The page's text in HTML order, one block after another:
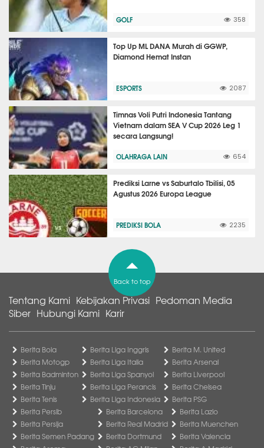
GOLF 358
Top Up ML DANA Murah di GGWP,
Diamond Hemat Instan
ESPORTS 2087
Timnas Voli Putri Indonesia Tantang
Vietnam dalam SEA V Cup 2026 Leg 1
secara Langsung!
OLAHRAGA LAIN 654
Prediksi Larne vs Saburtalo Tbilisi, 05
Agustus 2026 Europa League
PREDIKSI BOLA 2235
Back to top
Tentang Kami Kebijakan Privasi Pedoman Media
Siber Hubungi Kami Karir
Berita Bola
Berita Motogp
Berita Badminton
Berita Tinju
Berita Tenis
Berita Liga Inggris
Berita Liga Italia
Berita Liga Spanyol
Berita Liga Perancis
Berita Liga Indonesia
Berita M. United
Berita Arsenal
Berita Liverpool
Berita Chelsea
Berita PSG
Berita Persib
Berita Persija
Berita Semen Padang
Berita Barcelona
Berita Real Madrid
Berita Dortmund
Berita Lazio
Berita Muenchen
Berita Valencia